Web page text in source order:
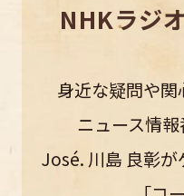
NHKラジ
身近な疑問や
ニュース情報
José. 川島 良彰が